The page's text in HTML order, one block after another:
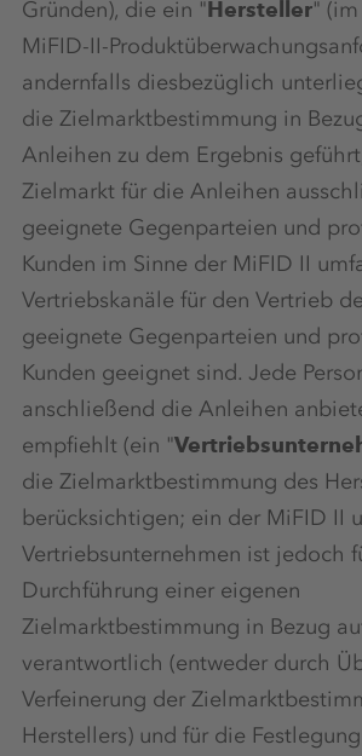
Gründen), die ein "Hersteller"
MiFID-II-
andernfalls diesbezüglich
die Zielmarktbestimmung in
Anleihen zu dem Ergebnis
Zielmarkt für die Anleihen
geeignete Gegenparteien und
Kunden im Sinne der MiFID II
Vertriebskanäle für den Vertrieb
geeignete Gegenparteien und
Kunden geeignet sind. Jede
anschließend die Anleihen
empfiehlt (ein "
die Zielmarktbestimmung des
berücksichtigen; ein der MiFID II
Vertriebsunternehmen ist jedoch
Durchführung einer eigenen
Zielmarktbestimmung in Bezug
verantwortlich (entweder durch
Verfeinerung der
Herstellers) und für die